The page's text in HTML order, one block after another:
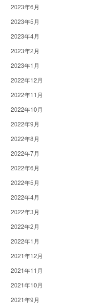
2023年6月
2023年5月
2023年4月
2023年2月
2023年1月
2022年12月
2022年11月
2022年10月
2022年9月
2022年8月
2022年7月
2022年6月
2022年5月
2022年4月
2022年3月
2022年2月
2022年1月
2021年12月
2021年11月
2021年10月
2021年9月